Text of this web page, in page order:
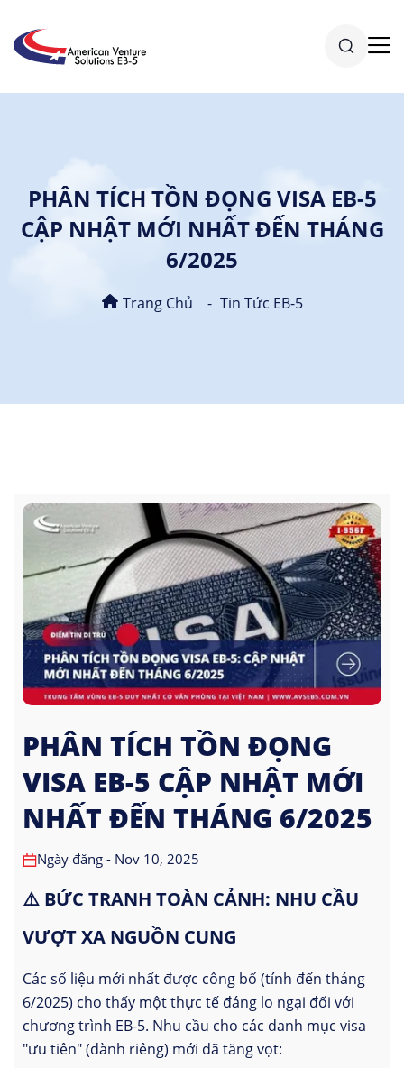
PHÂN TÍCH TỒN ĐỌNG VISA EB-5
CẬP NHẬT MỚI NHẤT ĐẾN THÁNG
6/2025
Trang Chủ Tin Tức EB-5
PHÂN TÍCH TỒN ĐỌNG
VISA EB-5 CẬP NHẬT MỚI
NHẤT ĐẾN THÁNG 6/2025
Ngày đăng - Nov 10, 2025
⚠️ BỨC TRANH TOÀN CẢNH: NHU CẦU
VƯỢT XA NGUỒN CUNG
Các số liệu mới nhất được công bố (tính đến tháng
6/2025) cho thấy một thực tế đáng lo ngại đối với
chương trình EB-5. Nhu cầu cho các danh mục visa
"ưu tiên" (dành riêng) mới đã tăng vọt: